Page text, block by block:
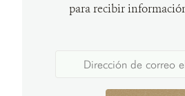
para recibir